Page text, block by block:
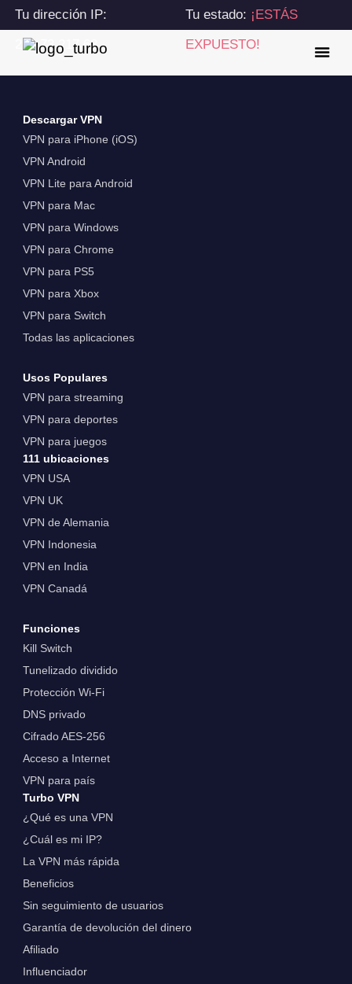
Tu dirección IP:
216.73.217.68
Tu estado: ¡ESTÁS
EXPUESTO!
Descargar VPN
VPN para iPhone (iOS)
VPN Android
VPN Lite para Android
VPN para Mac
VPN para Windows
VPN para Chrome
VPN para PS5
VPN para Xbox
VPN para Switch
Todas las aplicaciones
Usos Populares
VPN para streaming
VPN para deportes
VPN para juegos
111 ubicaciones
VPN USA
VPN UK
VPN de Alemania
VPN Indonesia
VPN en India
VPN Canadá
Funciones
Kill Switch
Tunelizado dividido
Protección Wi-Fi
DNS privado
Cifrado AES-256
Acceso a Internet
VPN para país
Turbo VPN
¿Qué es una VPN
¿Cuál es mi IP?
La VPN más rápida
Beneficios
Sin seguimiento de usuarios
Garantía de devolución del dinero
Afiliado
Influenciador